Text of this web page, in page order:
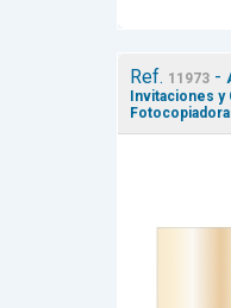
Ref. 11973-
Invitaciones